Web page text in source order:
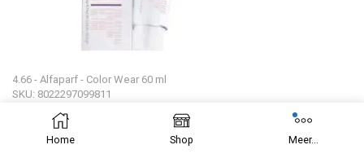
4.66 - Alfaparf - Color Wear 60 ml
SKU: 8022297099811
Home Shop Meer...